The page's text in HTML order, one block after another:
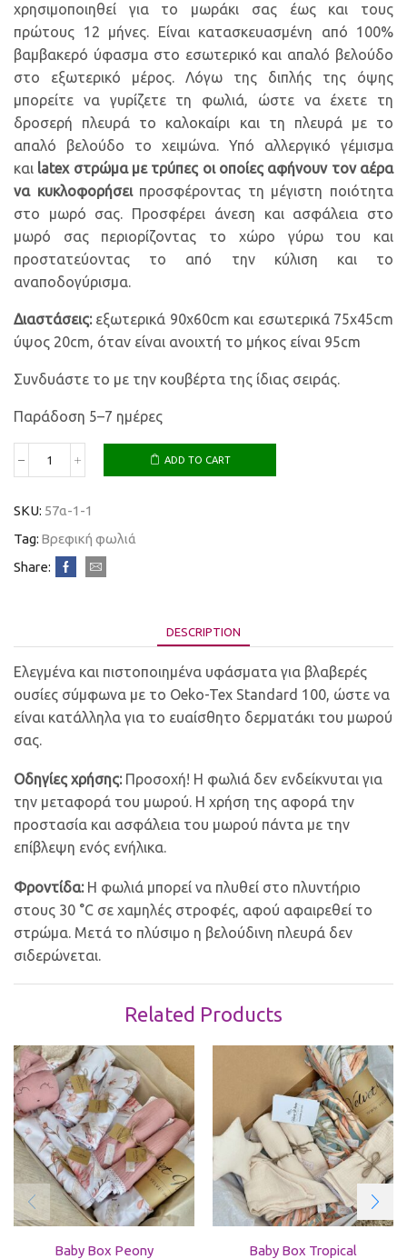
χρησιμοποιηθεί για το μωράκι σας έως και τους
πρώτους 12 μήνες. Είναι κατασκευασμένη από 100%
βαμβακερό ύφασμα στο εσωτερικό και απαλό βελούδο
στο εξωτερικό μέρος. Λόγω της διπλής της όψης
μπορείτε να γυρίζετε τη φωλιά, ώστε να έχετε τη
δροσερή πλευρά το καλοκαίρι και τη πλευρά με το
απαλό βελούδο το χειμώνα. Υπό αλλεργικό γέμισμα
και latex στρώμα με τρύπες οι οποίες αφήνουν τον αέρα
να κυκλοφορήσει προσφέροντας τη μέγιστη ποιότητα
στο μωρό σας. Προσφέρει άνεση και ασφάλεια στο
μωρό σας περιορίζοντας το χώρο γύρω του και
προστατεύοντας το από την κύλιση και το
αναποδογύρισμα.
Διαστάσεις:εξωτερικά 90x60cm και εσωτερικά 75x45cm
ύψος 20cm, όταν είναι ανοιχτή το μήκος είναι 95cm
Συνδυάστε το με την κουβέρτα της ίδιας σειράς.
Παράδοση 5–7 ημέρες
ADD TO CART
SKU: 57α-1-1
Tag: Βρεφική φωλιά
Share:
DESCRIPTION
Ελεγμένα και πιστοποιημένα υφάσματα για βλαβερές
ουσίες σύμφωνα με το Oeko-Tex Standard 100, ώστε να
είναι κατάλληλα για το ευαίσθητο δερματάκι του μωρού
σας.
Οδηγίες χρήσης:Προσοχή! Η φωλιά δεν ενδείκνυται για
την μεταφορά του μωρού. Η χρήση της αφορά την
προστασία και ασφάλεια του μωρού πάντα με την
επίβλεψη ενός ενήλικα.
Φροντίδα:Η φωλιά μπορεί να πλυθεί στο πλυντήριο
στους 30 °C σε χαμηλές στροφές, αφού αφαιρεθεί το
στρώμα. Μετά το πλύσιμο η βελούδινη πλευρά δεν
σιδερώνεται.
Related Products
Baby Box Peony Baby Box Tropical